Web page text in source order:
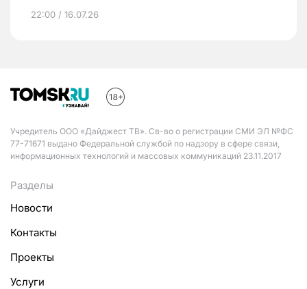
22:00 / 16.07.26
Учредитель ООО «Дайджест ТВ». Св-во о регистрации СМИ ЭЛ №ФС
77-71671 выдано Федеральной службой по надзору в сфере связи,
информационных технологий и массовых коммуникаций 23.11.2017
Разделы
Новости
Контакты
Проекты
Услуги